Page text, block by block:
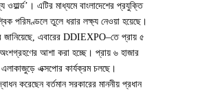
ওয়ার্ল্ড’। এটির মাধ্যমে বাংলাদেশের প্রযুক্তি
পরিমণ্ডলে তুলে ধরার লক্ষ্য নেওয়া হয়েছে।
এবারের DDIEXPO–তে প্রায় ৫
অংশগ্রহণের আশা করা হচ্ছে। প্রায় ৬ হাজার
এলাকাজুড়ে এক্সপোর কার্যক্রম চলছে।
করেছেন বর্তমান সরকারের মাননীয় প্রধান